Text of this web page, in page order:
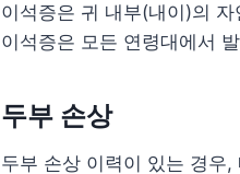
이석증은 귀 내부(내이)의
이석증은 모든 연령대에서
두부 손상
두부 손상 이력이 있는 경우